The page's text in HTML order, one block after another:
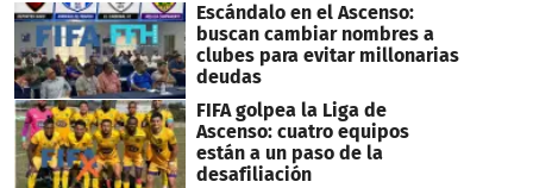
Escándalo en el Ascenso:
buscan cambiar nombres a
clubes para evitar millonarias
deudas
FIFA golpea la Liga de
Ascenso: cuatro equipos
están a un paso de la
desafiliación